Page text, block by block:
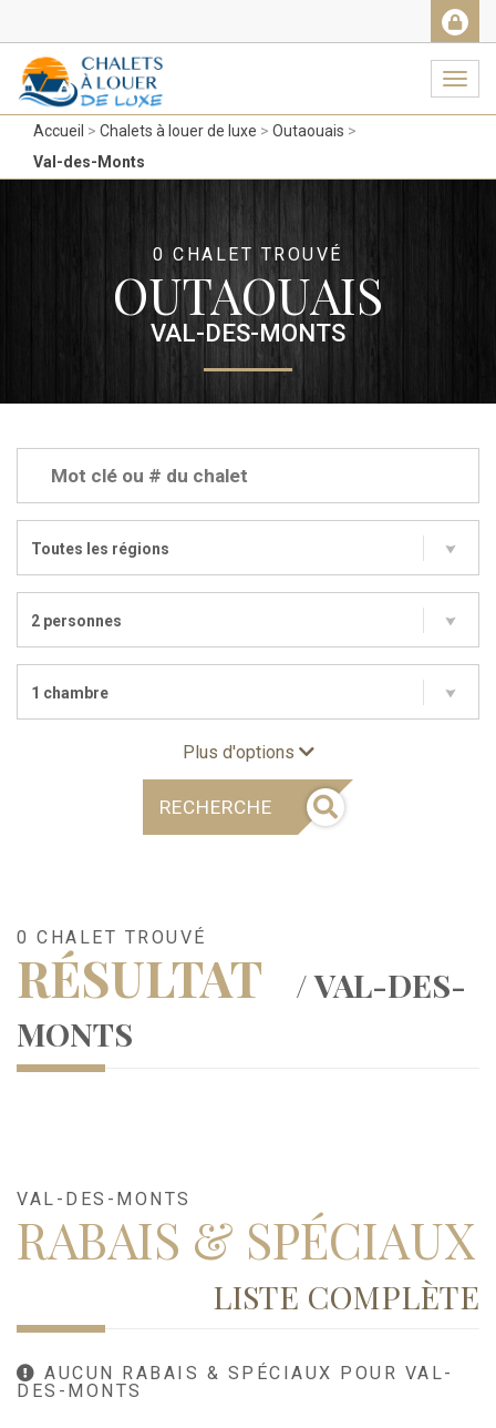
Accueil Chalets à louer de luxe
Outaouais
Val-des-Monts
0 CHALET TROUVÉ
OUTAOUAIS
VAL-DES-MONTS
Toutes les régions
2 personnes
1 chambre
Plus d'options
RECHERCHE
0 CHALET TROUVÉ
RÉSULTAT
/ VAL-DES-
MONTS
VAL-DES-MONTS
RABAIS & SPÉCIAUX
LISTE COMPLÈTE
AUCUN RABAIS & SPÉCIAUX POUR VAL-
DES-MONTS